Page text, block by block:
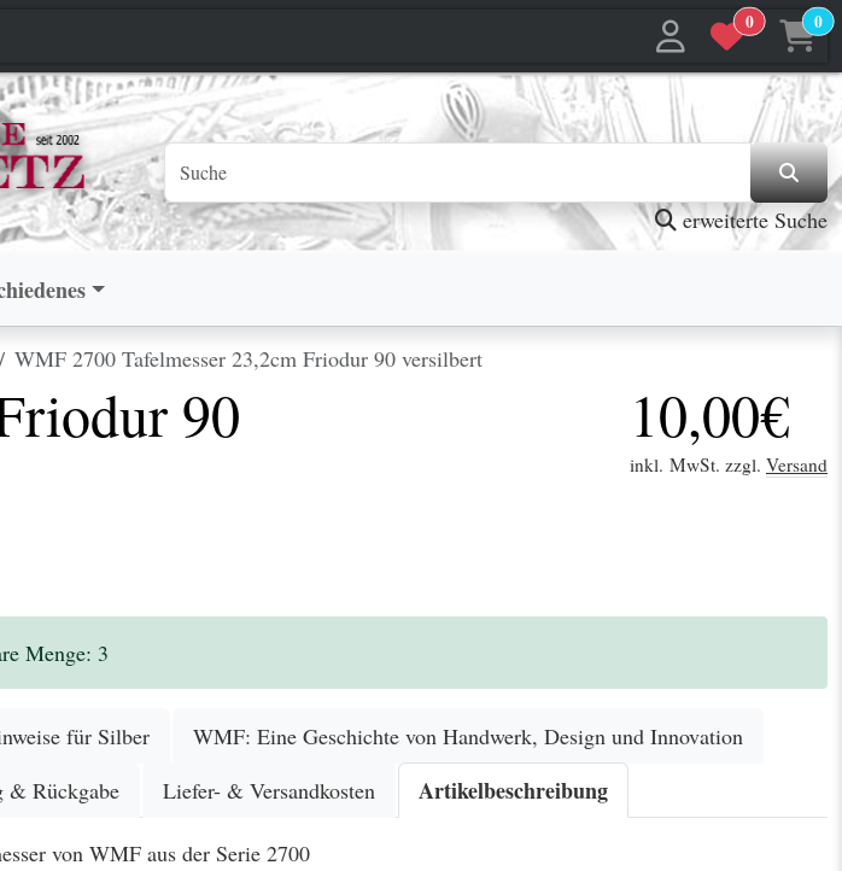
0 0
erweiterte Suche
WMF 2700 Tafelmesser 23,2cm Friodur 90 versilbert
90
10,00€
inkl. MwSt. zzgl. Versand
Menge: 3
für Silber
WMF: Eine Geschichte von Handwerk, Design und Innovation
& Rückgabe
Liefer- & Versandkosten Artikelbeschreibung
von WMF aus der Serie 2700
jetzt in den Warenkorb
jetzt in den Warenkorb